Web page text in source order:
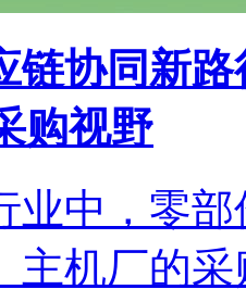
链协同新
购视野
业中，零
主机厂的